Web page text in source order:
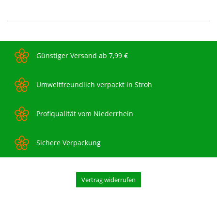
Günstiger Versand ab 7,99 €
Umweltfreundlich verpackt in Stroh
Profiqualität vom Niederrhein
Sichere Verpackung
Vertrag widerrufen